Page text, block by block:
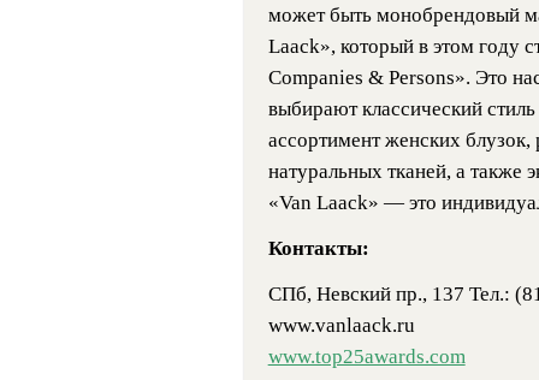
может быть монобрендовый
Laack», который в этом году
Companies & Persons». Это
выбирают классический
ассортимент женских
натуральных тканей, а также
«Van Laack» — это
Контакты:
СПб, Невский пр., 137 Тел.:
www.vanlaack.ru
www.top25awards.com